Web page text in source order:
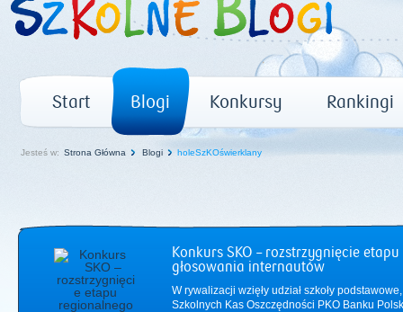
Start Blogi Konkursy Rankingi
Jesteś w: Strona Główna Blogi holeSzKOświerklany
Konkurs SKO – rozstrzygnięcie
głosowania internautów
W rywalizacji wzięły udział szkoły
Szkolnych Kas Oszczędności PKO Banku